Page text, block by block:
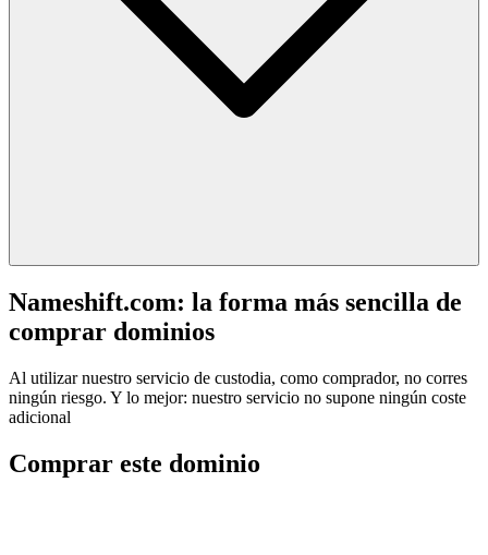
Nameshift.com: la forma más sencilla de
comprar dominios
Al utilizar nuestro servicio de custodia, como comprador, no corres
ningún riesgo. Y lo mejor: nuestro servicio no supone ningún coste
adicional
Comprar este dominio